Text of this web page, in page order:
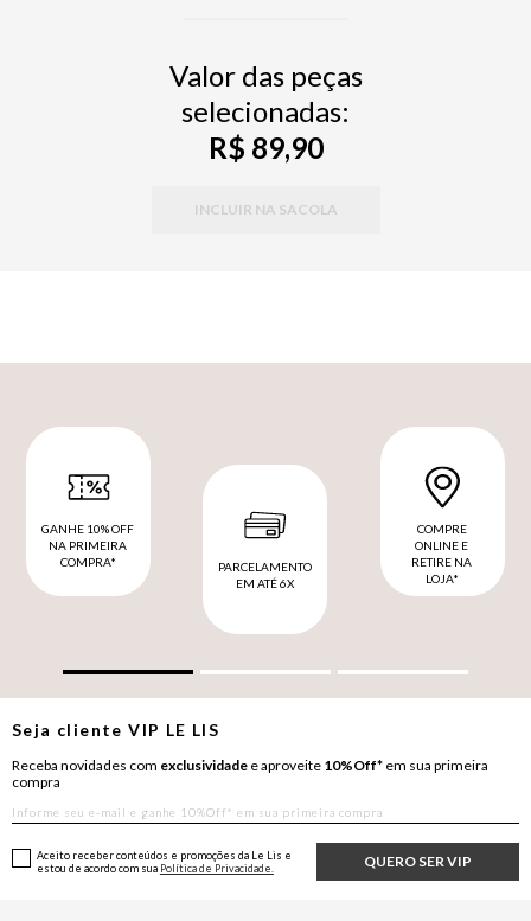
Valor das peças
selecionadas:
R$ 89,90
INCLUIR NA SACOLA
GANHE 10% OFF
NA PRIMEIRA
COMPRA*
PARCELAMENTO
EM ATÉ 6X
COMPRE
ONLINE E
RETIRE NA
LOJA*
Seja clienteVIP LE LIS
Receba novidades com exclusividade e aproveite 10%Off* em sua primeira
compra
QUERO SER VIP
Aceito receber conteúdos e promoções da Le Lis e
estou de acordo com sua Política de Privacidade.